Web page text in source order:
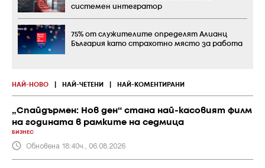
НАЙ-НОВО НАЙ-ЧЕТЕНИ НАЙ-КОМЕНТИРАНИ
„Спайдърмен: Нов ден“ стана най-касовият филм
на годината в рамките на седмица
БИЗНЕС
Обновена 18:40ч., 06.08.2026
системен интегратор
75% от служителите определят Алианц
България като страхотно място за работа